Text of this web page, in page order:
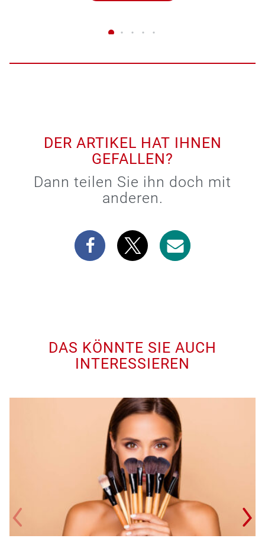
DER ARTIKEL HAT IHNEN
GEFALLEN?
Dann teilen Sie ihn doch mit
anderen.
DAS KÖNNTE SIE AUCH
INTERESSIEREN